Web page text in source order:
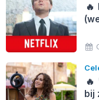
🔥
🔥
bij